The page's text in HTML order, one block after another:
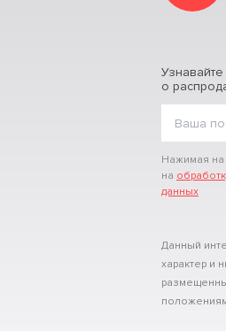
о
Нажимая на
на
данных
Данный
характер и